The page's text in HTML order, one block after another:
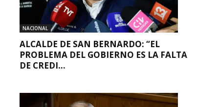
NACIONAL
ALCALDE DE SAN BERNARDO: “EL
PROBLEMA DEL GOBIERNO ES LA FALTA
DE CREDI...